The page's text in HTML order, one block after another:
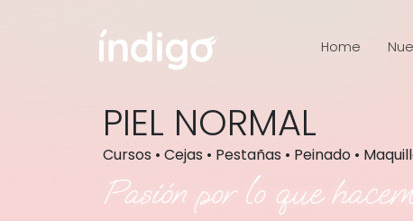
Home
PIEL NORMAL
Cursos • Cejas • Pestañas • Peinado •
Pasión por lo que